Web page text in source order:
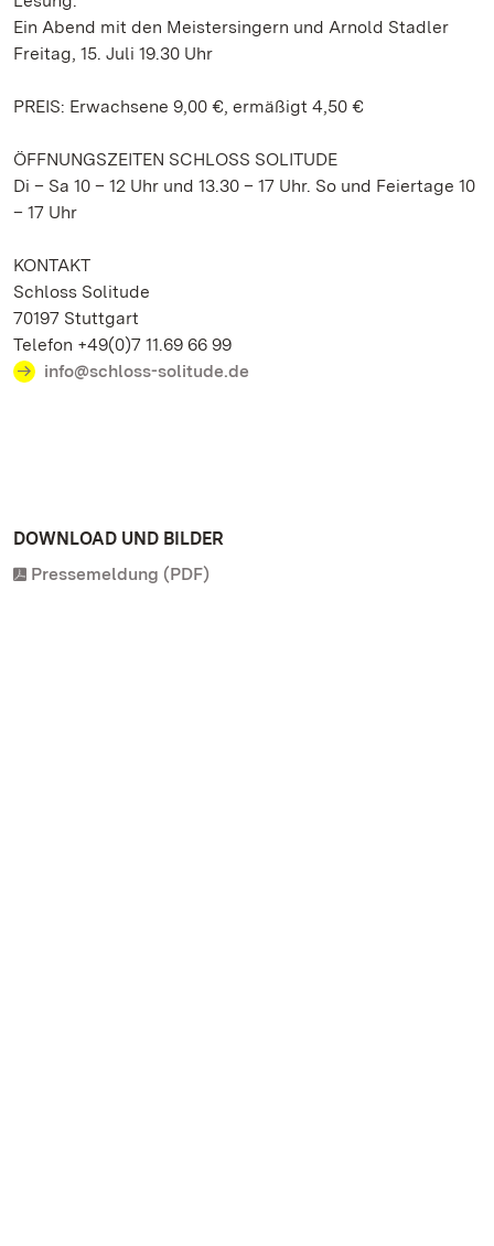
Ein Abend mit den Meistersingern und Arnold Stadler
Freitag, 15. Juli 19.30 Uhr
PREIS: Erwachsene 9,00 €, ermäßigt 4,50 €
ÖFFNUNGSZEITEN SCHLOSS SOLITUDE
Di – Sa 10 – 12 Uhr und 13.30 – 17 Uhr. So und Feiertage 10
– 17 Uhr
KONTAKT
Schloss Solitude
70197 Stuttgart
Telefon +49(0)7 11.69 66 99
info@schloss-solitude.de
DOWNLOAD UND BILDER
Pressemeldung (PDF)